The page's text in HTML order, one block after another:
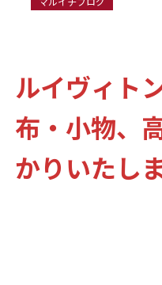
ルイヴィト
布・小物、
かりいたしま